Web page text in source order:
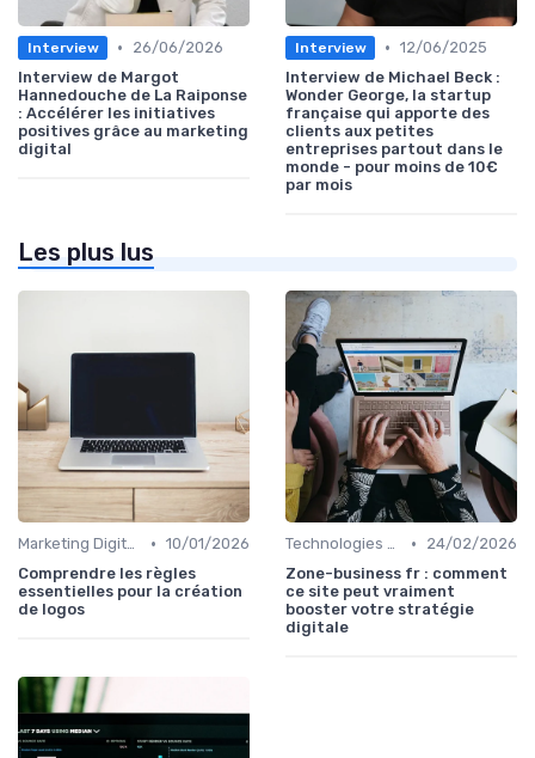
Interview •
26/06/2026
Interview de Margot
Hannedouche de La Raiponse
: Accélérer les initiatives
positives grâce au marketing
digital
Interview • 12/06/2025
Interview de Michael Beck :
Wonder George, la startup
française qui apporte des
clients aux petites
entreprises partout dans le
monde - pour moins de 10€
par mois
Les plus lus
Marketing Digital et Réglementations • 10/01/2026
Comprendre les règles
essentielles pour la création
de logos
Technologies de Marketing Digital •
24/02/2026
Zone-business fr : comment
ce site peut vraiment
booster votre stratégie
digitale